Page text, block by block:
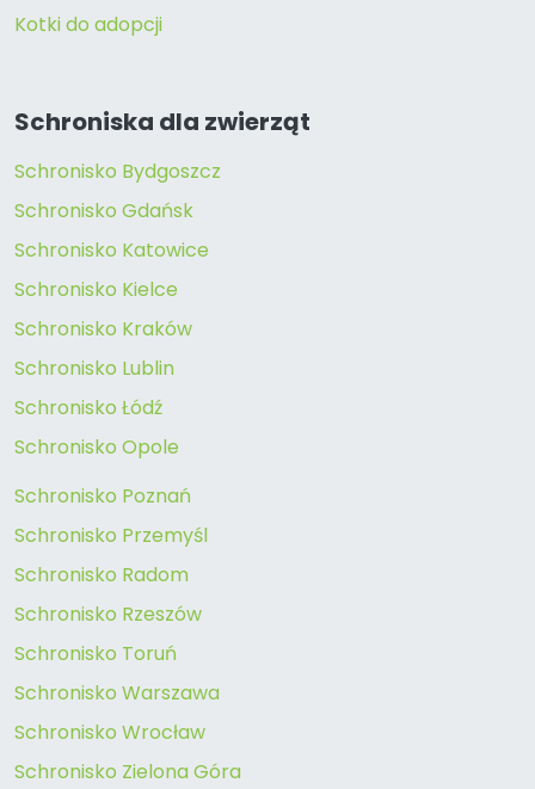
Kotki do adopcji
Schroniska dla zwierząt
Schronisko Bydgoszcz
Schronisko Gdańsk
Schronisko Katowice
Schronisko Kielce
Schronisko Kraków
Schronisko Lublin
Schronisko Łódź
Schronisko Opole
Schronisko Poznań
Schronisko Przemyśl
Schronisko Radom
Schronisko Rzeszów
Schronisko Toruń
Schronisko Warszawa
Schronisko Wrocław
Schronisko Zielona Góra